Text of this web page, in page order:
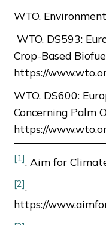
WTO.
WTO. DS593:
Crop-Based
https://
WTO. DS600:
Concerning Palm
https://
[1]. Aim for
[2].
https://